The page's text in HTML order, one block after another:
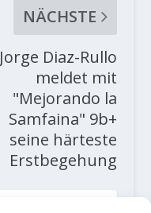
NÄCHSTE
Jorge Diaz-Rullo
meldet mit
"Mejorando la
Samfaina" 9b+
seine härteste
Erstbegehung